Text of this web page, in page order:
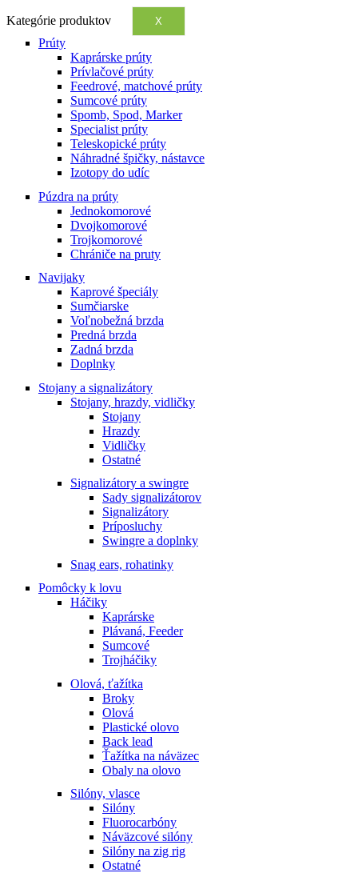
Kategórie produktov X
Prúty
Kaprárske prúty
Prívlačové prúty
Feedrové, matchové prúty
Sumcové prúty
Spomb, Spod, Marker
Specialist prúty
Teleskopické prúty
Náhradné špičky, nástavce
Izotopy do udíc
Púzdra na prúty
Jednokomorové
Dvojkomorové
Trojkomorové
Chrániče na pruty
Navijaky
Kaprové špeciály
Sumčiarske
Voľnobežná brzda
Predná brzda
Zadná brzda
Doplnky
Stojany a signalizátory
Stojany, hrazdy, vidličky
Stojany
Hrazdy
Vidličky
Ostatné
Signalizátory a swingre
Sady signalizátorov
Signalizátory
Príposluchy
Swingre a doplnky
Snag ears, rohatinky
Pomôcky k lovu
Háčiky
Kaprárske
Plávaná, Feeder
Sumcové
Trojháčiky
Olová, ťažítka
Broky
Olová
Plastické olovo
Back lead
Ťažítka na náväzec
Obaly na olovo
Silóny, vlasce
Silóny
Fluorocarbóny
Náväzcové silóny
Silóny na zig rig
Ostatné